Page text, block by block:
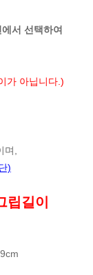
서 선택하여
가 아닙니다.)
며,
)
길이